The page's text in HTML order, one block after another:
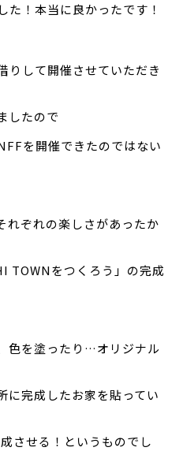
た！本当に良かったです！
りして開催させていただき
したので
を開催できたのではない
れぞれの楽しさがあったか
TOWNをつくろう」の完成
色を塗ったり…オリジナル
に完成したお家を貼ってい
させる！というものでし